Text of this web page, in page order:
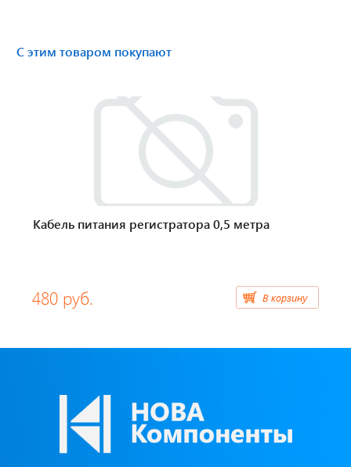
Датчики уровня топлива
Элементы питания
GPS/GSM Антенны
Переходники, оси датчиков скорости
Спидометры
С этим товаром покупают
Кабель питания регистратора 0,5 метра
480 руб. В корзину